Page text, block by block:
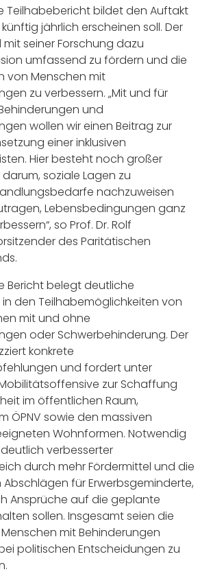
Teilhabebericht bildet den Auftakt
jährlich erscheinen soll. Der
mit seiner Forschung dazu
umfassend zu fördern und die
von Menschen mit
zu verbessern. „Mit und für
und
wollen wir einen Beitrag zur
einer inklusiven
Hier besteht noch großer
soziale Lagen zu
nachzuweisen
Lebensbedingungen ganz
so Prof. Dr. Rolf
des Paritätischen
Bericht belegt deutliche
den Teilhabemöglichkeiten von
mit und ohne
oder Schwerbehinderung. Der
konkrete
und fordert unter
zur Schaffung
im öffentlichen Raum,
ÖPNV sowie den massiven
Wohnformen. Notwendig
verbesserter
durch mehr Fördermittel und die
für Erwerbsgeminderte,
Ansprüche auf die geplante
sollen. Insgesamt seien die
mit Behinderungen
politischen Entscheidungen zu